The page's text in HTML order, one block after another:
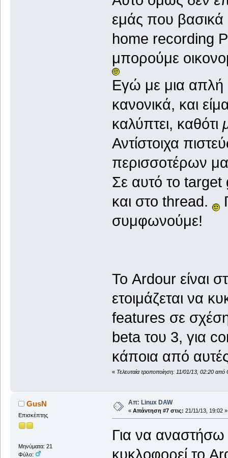
εμάς που βασικά
home recording
μπορούμε
Εγώ με μια
κανονικά, και
καλύπτει, καθότι
Αντίστοιχα
περισσοτέρων
Σε αυτό το
και στο thread.
συμφωνούμε!
Το Ardour είναι
ετοιμάζεται να
features σε
beta του 3, για
κάποια από
« Τελευταία τροποποίηση: 11/01/13, 02:20 από
GusN
Επισκέπτης
Μηνύματα: 21
Φύλο:
Απ: Linux DAW
« Απάντηση #7 στις: 21/11/13, 19:02 »
Για να
κυκλοφορεί το